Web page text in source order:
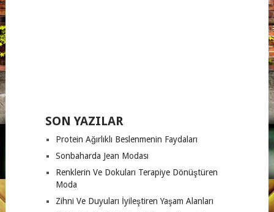
SON YAZILAR
Protein Ağırlıklı Beslenmenin Faydaları
Sonbaharda Jean Modası
Renklerin Ve Dokuları Terapiye Dönüştüren
Moda
Zihni Ve Duyuları İyileştiren Yaşam Alanları